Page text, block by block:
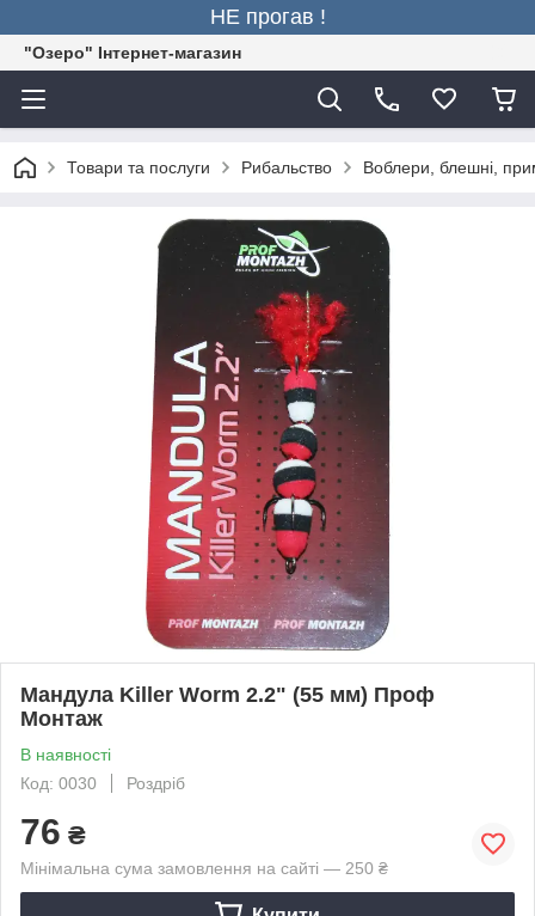
НЕ прогав !
"Озеро" Інтернет-магазин
Товари та послуги Рибальство Воблери, блешні,
Мандула Killer Worm 2.2" (55 мм) Проф
Монтаж
В наявності
Код: 0030
Роздріб
76 ₴
Мінімальна сума замовлення на сайті — 250 ₴